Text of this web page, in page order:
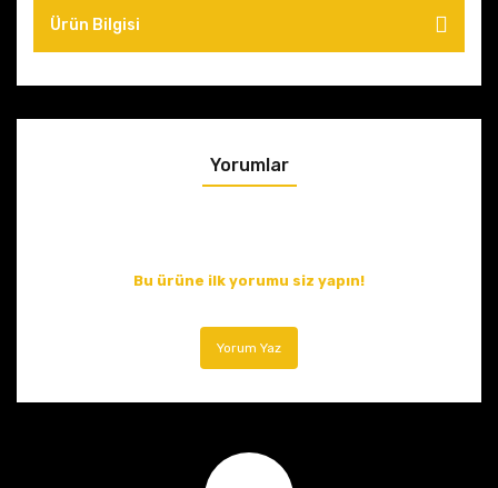
Ürün Bilgisi
Yorumlar
Bu ürüne ilk yorumu siz yapın!
Yorum Yaz